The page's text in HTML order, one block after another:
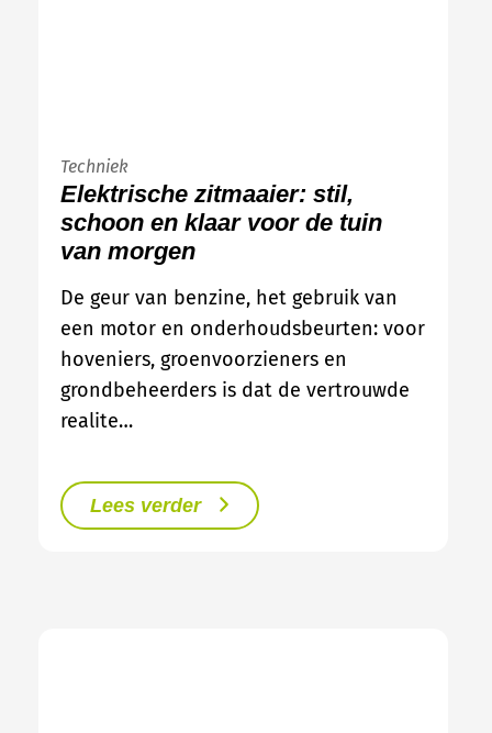
Techniek
Elektrische zitmaaier: stil,
schoon en klaar voor de tuin
van morgen
De geur van benzine, het gebruik van
een motor en onderhoudsbeurten: voor
hoveniers, groenvoorzieners en
grondbeheerders is dat de vertrouwde
realite…
Lees verder